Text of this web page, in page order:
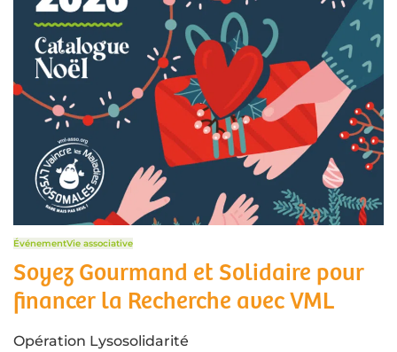
ÉvénementVie associative
Soyez Gourmand et Solidaire pour
financer la Recherche avec VML
Opération Lysosolidarité